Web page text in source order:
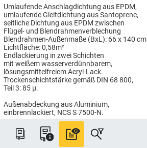
Umlaufende Anschlagdichtung aus EPDM,
umlaufende Gleitdichtung aus Santoprene,
seitliche Dichtung aus EPDM zwischen
Flügel- und Blendrahmenverblechung
Blendrahmen-Außenmaße (BxL): 66 x 140 cm
Lichtfläche: 0,58m²
Endlackierung in zwei Schichten
mit weißem wasserverdünnbarem,
lösungsmittelfreiem Acryl-Lack.
Trockenschichtstärke gemäß DIN 68 800,
Teil 3: 85 µ.
Außenabdeckung aus Aluminium,
einbrennlackiert, NCS S 7500-N.
----------------------------------------
ENERGIE PLUS Verglasung
Passivhaus tauglich, für besonders
hohen Wärmeschutz: Uw = 1,0 W/(m²K),